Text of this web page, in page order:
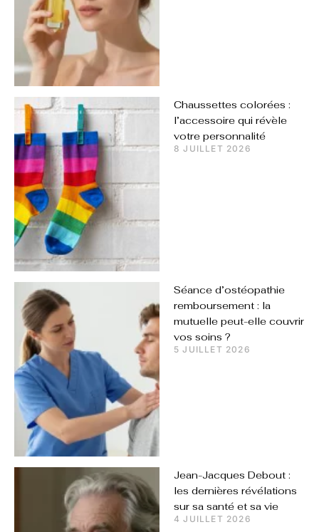
Chaussettes colorées :
l’accessoire qui révèle
votre personnalité
8 JUILLET 2026
Séance d’ostéopathie
remboursement : la
mutuelle peut-elle couvrir
vos soins ?
5 JUILLET 2026
Jean-Jacques Debout :
les dernières révélations
sur sa santé et sa vie
4 JUILLET 2026